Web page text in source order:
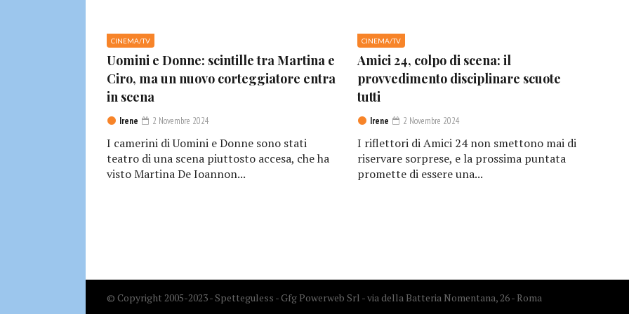
CINEMA/TV
Uomini e Donne: scintille tra Martina e
Ciro, ma un nuovo corteggiatore entra
in scena
Irene 2 Novembre 2024
I camerini di Uomini e Donne sono stati
teatro di una scena piuttosto accesa, che ha
visto Martina De Ioannon...
CINEMA/TV
Amici 24, colpo di scena: il
provvedimento disciplinare scuote
tutti
Irene 2 Novembre 2024
I riflettori di Amici 24 non smettono mai di
riservare sorprese, e la prossima puntata
promette di essere una...
© Copyright 2005-2023 - Spetteguless - Gfg Powerweb Srl - via della Batteria Nomentana, 26 - Roma